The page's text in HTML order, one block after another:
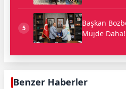
5
Başkan
Müjde Daha!
Benzer Haberler